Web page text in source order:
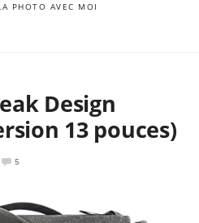
PHOTO AVEC MOI
Design
13 pouces)
5